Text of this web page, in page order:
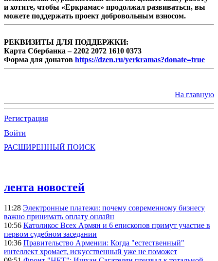
и хотите, чтобы «Еркрамас» продолжал развиваться, вы
можете поддержать проект добровольным взносом.
РЕКВИЗИТЫ ДЛЯ ПОДДЕРЖКИ:
Карта Сбербанка – 2202 2072 1610 0373
Форма для донатов https://dzen.ru/yerkramas?donate=true
На главную
Регистрация
Войти
РАСШИРЕННЫЙ ПОИСК
лента новостей
11:28 Электронные платежи: почему современному бизнесу
важно принимать оплату онлайн
10:56 Католикос Всех Армян и 6 епископов примут участие в
первом судебном заседании
10:36 Правительство Армении: Когда "естественный"
интеллект хромает, искусственный уже не поможет